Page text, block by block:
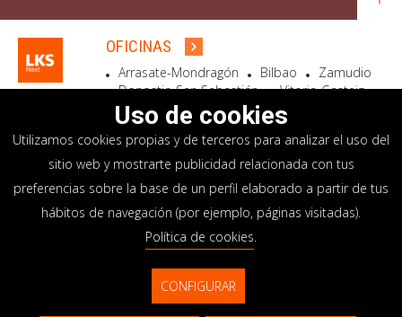
OFICINAS
Arrasate-Mondragón Bilbao
Zamudio
Donostia-San Sebastián
Vitoria-Gasteiz
Madrid
El Astillero Bidart
SEDE SOCIAL
Goiru, 7 Arrasate-Mondragón
CP 20500 GIPUZKOA – SPAIN
+34 900 84 14 14
info@lksnext.com
Aviso legal
Portal de privacidad
Uso de cookies
Utilizamos cookies propias y de terceros para analizar el uso del
sitio web y mostrarte publicidad relacionada con tus
preferencias sobre la base de un perfil elaborado a partir de tus
hábitos de navegación (por ejemplo, páginas visitadas).
Política de cookies.
CONFIGURAR